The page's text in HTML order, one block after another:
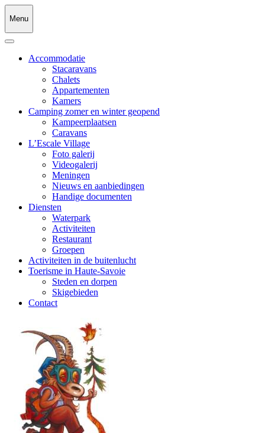
Menu
Accommodatie
Stacaravans
Chalets
Appartementen
Kamers
Camping zomer en winter geopend
Kampeerplaatsen
Caravans
L’Escale Village
Foto galerij
Videogalerij
Meningen
Nieuws en aanbiedingen
Handige documenten
Diensten
Waterpark
Activiteiten
Restaurant
Groepen
Activiteiten in de buitenlucht
Toerisme in Haute-Savoie
Steden en dorpen
Skigebieden
Contact